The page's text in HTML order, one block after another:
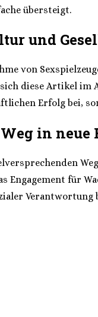
übersteigt.
und
von
diese Artikel im
Erfolg bei,
in neue
für
Verantwortung